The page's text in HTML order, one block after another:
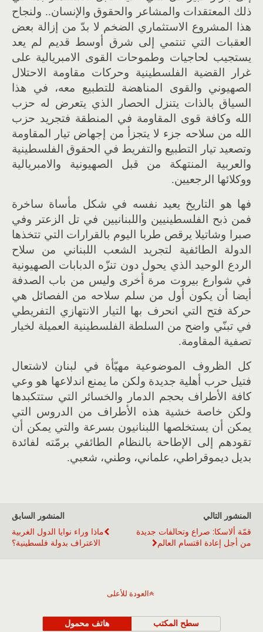
ذلك المعتقدات والمشاعر والحقوق والإنسان.. ولنجاح
هذا المشروع الاستثماري الضخم لا بدّ من إزالة بعض
العقبات التي تنتمي إلى شرق أوسط قديم لم يعد
يستجيب لحاجيات وطموحات القوى الامبريالية على
غرار القضية الفلسطينية وحركات مقاومة الاحتلال
الصهيوني والقوى المناهضة للتطبيع معه، في هذا
السياق بالذات يتنزل الحصار الذي يتعرض له حزب
الله وكافة قوى المقاومة في المنطقة فتجريد حزب
الله من سلاحه جزء لا يتجزأ من إجهاض تيار المقاومة
وتصعيد تيار التطبيع والتفريط في الحقوق الفلسطينية
والعربية المنتهكة من قبل الصهيونية والامبريالية
ووكلائها الرجعيين.
فها هو التاريخ يعيد نفسه في شكل مأساة ساخرة
فمن ذبح الفلسطينيين واللبنانيين في تل الزعتر وفي
صبرا وشاتيلا يرقص طربا اليوم بالقرارات التي تتخذها
الدولة الطائفية لتجريد الشعب اللبناني من سلاح
الردع الوحيد الذي يحول دون تنزّه الدبابات الصهيونية
في شوارع بيروت مرة أخرى وليس من باب الصدفة
أيضا أن يكون أول من سلم سلاحه من الفصائل هي
حركة فتح التي انحرف بها التيار الانتهازي التفريطي
في تبنّي واضح من السلطة الفلسطينية العميلة لخيار
تصفية المقاومة.
كل الظروف الموضوعية مهيّأة في لبنان لاشتعال
فتيل حرب أهلية جديدة ولكن ما يمنع اندلاعها هو وعي
كافة الأطراف بحجم الدمار والخسائر التي ستتكبدها
ولكن خاصة خشية هذه الأطراف من الدروس التي
يمكن أن يستخلصها اللبنانيون بسرعة والتي يمكن أن
تقودهم إلى الإطاحة بالنظام الطائفي برمّته لفائدة
بديل ديموقراطي، علماني، وطني، شعبي.
المنشور السابق
ماذا وراء نوايا الدول الغربية
الاعتراف بدولة فلسطينية؟
المنشور التالي
قمّة ألاسكا: صراع وتحالفات جديدة
من أجل إعادة اقتسام العالم
العودة للأعلى
هاتف محمول سطح المكتب